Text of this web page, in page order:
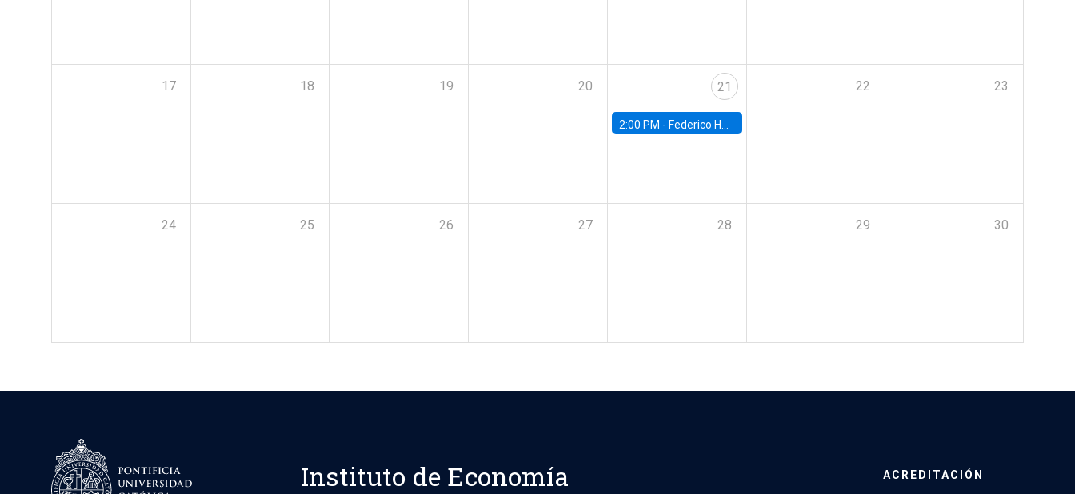
17 18 19 20 21
2:00 PM - Federico Huneeus - Banco Central de Chile
22 23
24 25 26 27 28 29 30
Instituto de Economía ACREDITACIÓN